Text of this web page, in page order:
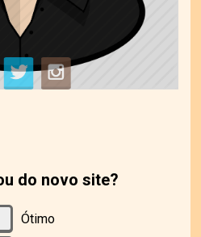
do novo site?
Ótimo